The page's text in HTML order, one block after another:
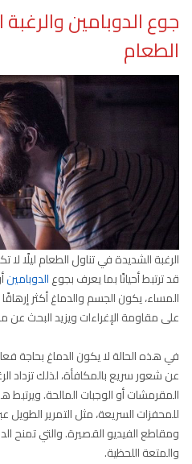
جوع الدوبامين والرغبة
الطعام
الرغبة الشديدة في تناول الطعام ليلًا لا
قد ترتبط أحيانًا بما يعرف بجوعالدوبامين
المساء، يكون الجسم والدماغ أكثر
على مقاومة الإغراءات ويزيد البحث عن
في هذه الحالة لا يكون الدماغ بحاجة
عن شعور سريع بالمكافأة، لذلك تزداد
المقرمشات أو الوجبات المالحة. ويرتبط
للمحفزات السريعة، مثل التمرير الطويل
ومقاطع الفيديو القصيرة. والتي تمنح
والمتعة اللحظية.